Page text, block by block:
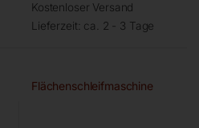
Kostenloser Versand
Lieferzeit: ca. 2 - 3 Tage
Flächenschleifmaschine